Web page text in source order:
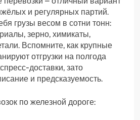
и регулярных партий.
грузы весом в сотни тонн:
зерно, химикаты,
Вспомните, как крупные
отгрузки на полгода
доставки, зато
и предсказуемость.
по железной дороге: